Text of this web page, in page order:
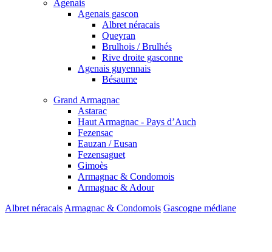
Agenais
Agenais gascon
Albret néracais
Queyran
Brulhois / Brulhés
Rive droite gasconne
Agenais guyennais
Bésaume
Grand Armagnac
Astarac
Haut Armagnac - Pays d’Auch
Fezensac
Eauzan / Eusan
Fezensaguet
Gimoès
Armagnac & Condomois
Armagnac & Adour
Albret néracais Armagnac & Condomois Gascogne médiane